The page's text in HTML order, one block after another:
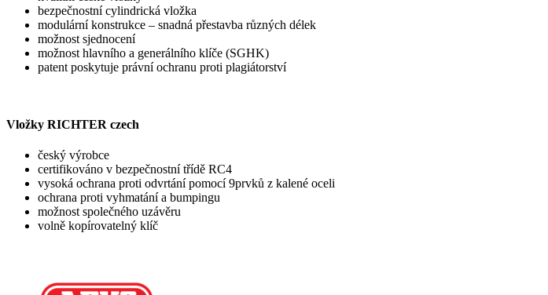
bezpečnostní cylindrická vložka
modulární konstrukce – snadná přestavba různých délek
možnost sjednocení
možnost hlavního a generálního klíče (SGHK)
patent poskytuje právní ochranu proti plagiátorství
Vložky RICHTER czech
český výrobce
certifikováno v bezpečnostní třídě RC4
vysoká ochrana proti odvrtání pomocí 9prvků z kalené oceli
ochrana proti vyhmatání a bumpingu
možnost společného uzávěru
volně kopírovatelný klíč